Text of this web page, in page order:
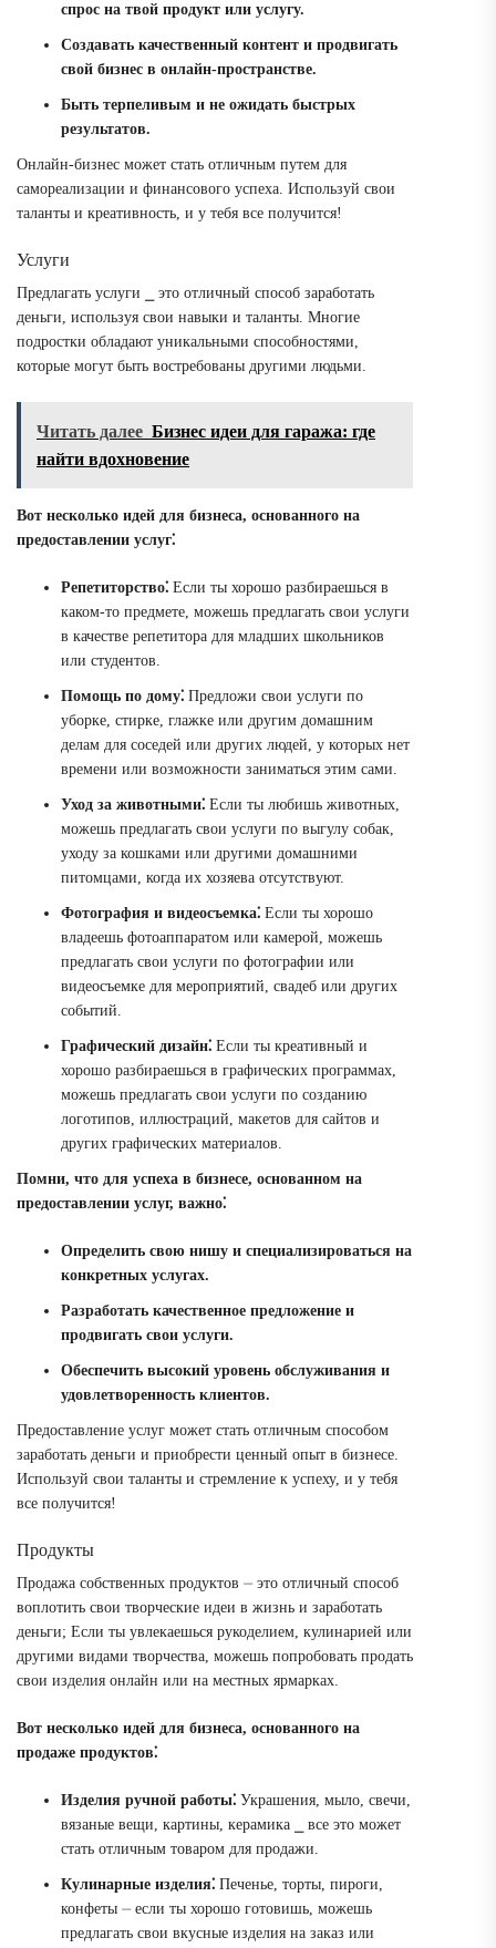
спрос на твой продукт или услугу.
Создавать качественный контент и продвигать
свой бизнес в онлайн-пространстве.
Быть терпеливым и не ожидать быстрых
результатов.
Онлайн-бизнес может стать отличным путем для
самореализации и финансового успеха. Используй свои
таланты и креативность, и у тебя все получится!
Услуги
Предлагать услуги ⎯ это отличный способ заработать
деньги, используя свои навыки и таланты. Многие
подростки обладают уникальными способностями,
которые могут быть востребованы другими людьми.
Читать далее Бизнес идеи для гаража: где
найти вдохновение
Вот несколько идей для бизнеса, основанного на
предоставлении услуг⁚
Репетиторство⁚ Если ты хорошо разбираешься в
каком-то предмете, можешь предлагать свои услуги
в качестве репетитора для младших школьников
или студентов.
Помощь по дому⁚ Предложи свои услуги по
уборке, стирке, глажке или другим домашним
делам для соседей или других людей, у которых нет
времени или возможности заниматься этим сами.
Уход за животными⁚ Если ты любишь животных,
можешь предлагать свои услуги по выгулу собак,
уходу за кошками или другими домашними
питомцами, когда их хозяева отсутствуют.
Фотография и видеосъемка⁚ Если ты хорошо
владеешь фотоаппаратом или камерой, можешь
предлагать свои услуги по фотографии или
видеосъемке для мероприятий, свадеб или других
событий.
Графический дизайн⁚ Если ты креативный и
хорошо разбираешься в графических программах,
можешь предлагать свои услуги по созданию
логотипов, иллюстраций, макетов для сайтов и
других графических материалов.
Помни, что для успеха в бизнесе, основанном на
предоставлении услуг, важно⁚
Определить свою нишу и специализироваться на
конкретных услугах.
Разработать качественное предложение и
продвигать свои услуги.
Обеспечить высокий уровень обслуживания и
удовлетворенность клиентов.
Предоставление услуг может стать отличным способом
заработать деньги и приобрести ценный опыт в бизнесе.
Используй свои таланты и стремление к успеху, и у тебя
все получится!
Продукты
Продажа собственных продуктов ⏤ это отличный способ
воплотить свои творческие идеи в жизнь и заработать
деньги; Если ты увлекаешься рукоделием, кулинарией или
другими видами творчества, можешь попробовать продать
свои изделия онлайн или на местных ярмарках.
Вот несколько идей для бизнеса, основанного на
продаже продуктов⁚
Изделия ручной работы⁚ Украшения, мыло, свечи,
вязаные вещи, картины, керамика ⎯ все это может
стать отличным товаром для продажи.
Кулинарные изделия⁚ Печенье, торты, пироги,
конфеты ⏤ если ты хорошо готовишь, можешь
предлагать свои вкусные изделия на заказ или